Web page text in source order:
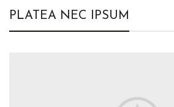
PLATEA NEC IPSUM